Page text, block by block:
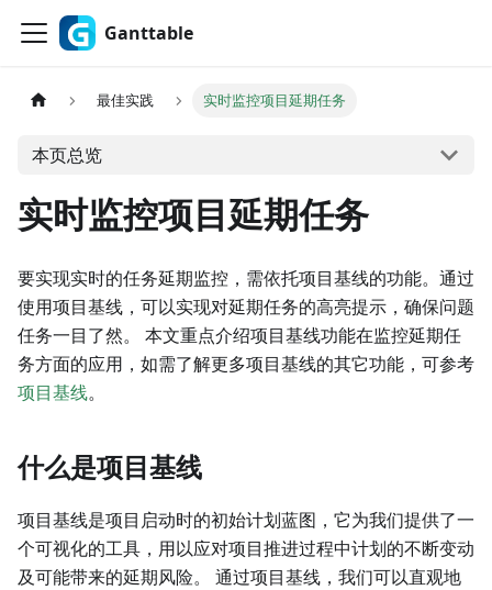
Ganttable
最佳实践 实时监控项目延期任务
本页总览
实时监控项目延期任务
要实现实时的任务延期监控，需依托项目基线的功能。通过
使用项目基线，可以实现对延期任务的高亮提示，确保问题
任务一目了然。 本文重点介绍项目基线功能在监控延期任
务方面的应用，如需了解更多项目基线的其它功能，可参考
项目基线。
什么是项目基线
项目基线是项目启动时的初始计划蓝图，它为我们提供了一
个可视化的工具，用以应对项目推进过程中计划的不断变动
及可能带来的延期风险。 通过项目基线，我们可以直观地